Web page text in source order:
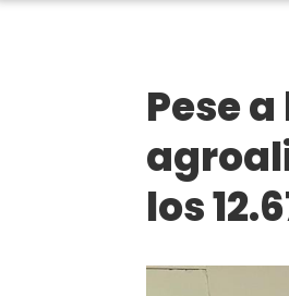
Pese
los